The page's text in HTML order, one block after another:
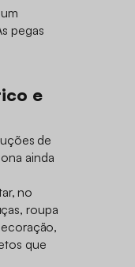
pegas
e
de
ainda
no
roupa
que